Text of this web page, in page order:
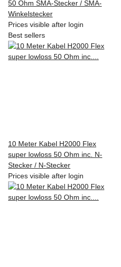
50 Ohm SMA-Stecker / SMA-
Winkelstecker
Prices visible after login
Best sellers
10 Meter Kabel H2000 Flex
super lowloss 50 Ohm inc. N-
Stecker / N-Stecker
Prices visible after login